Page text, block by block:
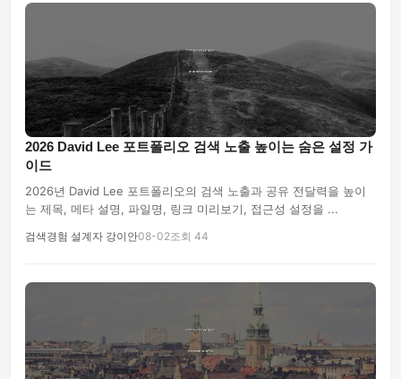
2026 David Lee 포트폴리오 검색 노출 높이는 숨은 설정 가
이드
2026년 David Lee 포트폴리오의 검색 노출과 공유 전달력을 높이
는 제목, 메타 설명, 파일명, 링크 미리보기, 접근성 설정을 ...
검색경험 설계자 강이안08-02조회 44